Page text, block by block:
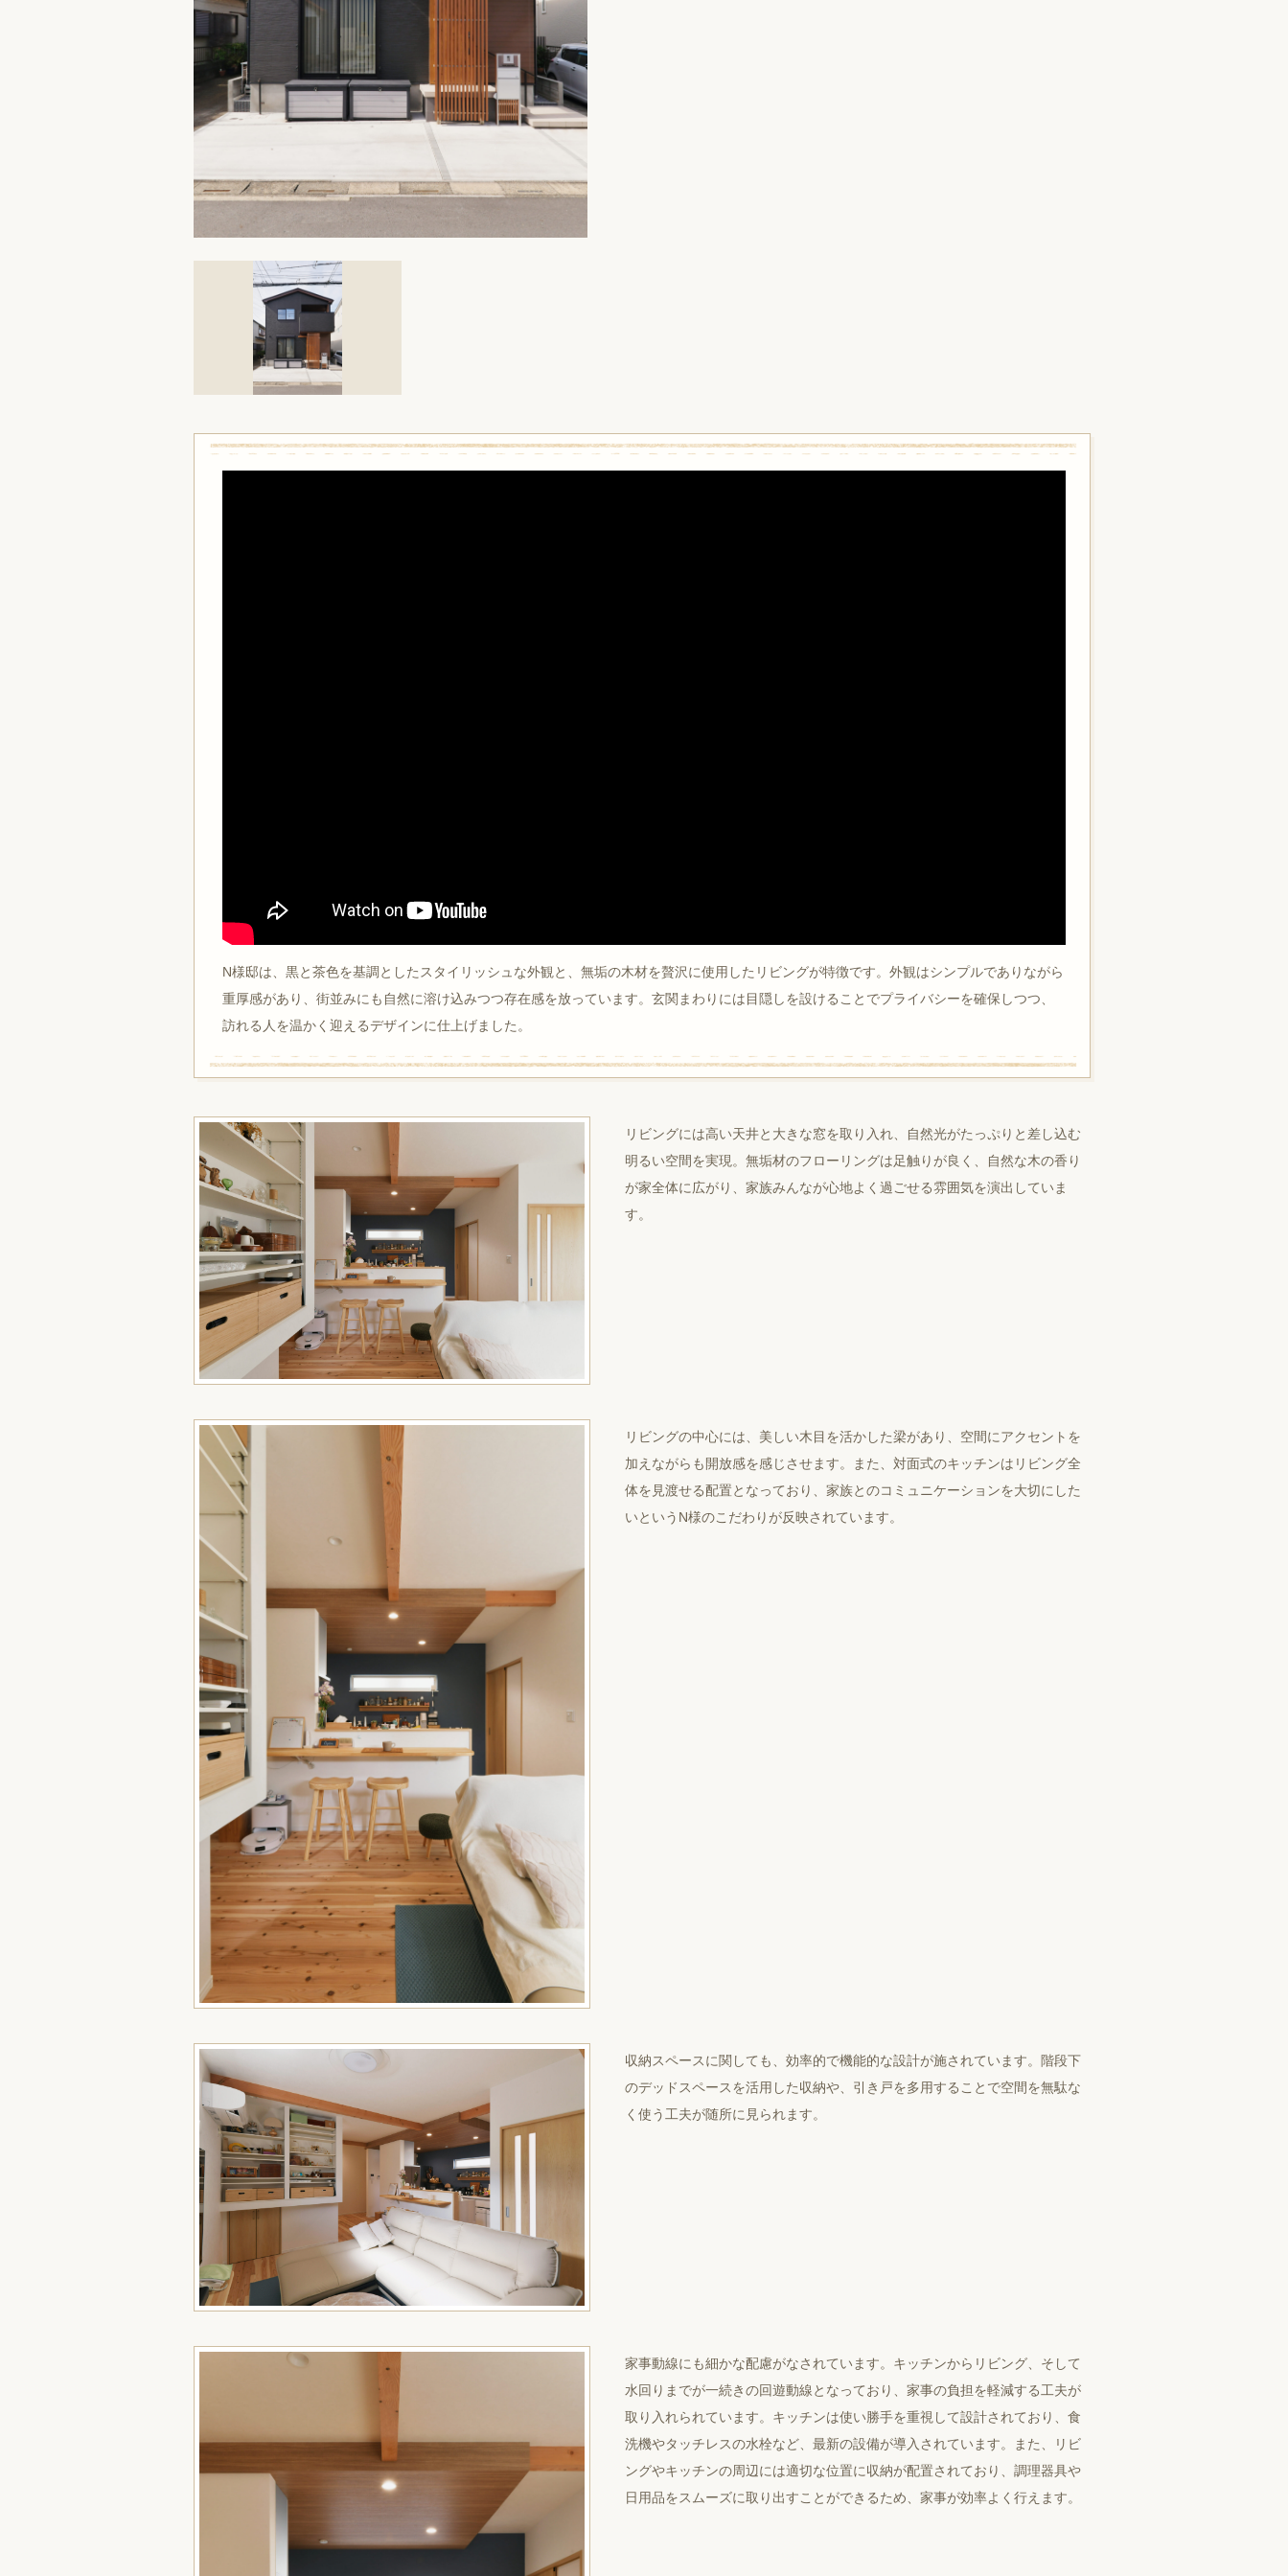
N様邸は、黒と茶色を基調としたスタイリッシュな外観と、無垢の木材を贅沢に使用したリビングが特徴です。外観はシンプルでありながら
重厚感があり、街並みにも自然に溶け込みつつ存在感を放っています。玄関まわりには目隠しを設けることでプライバシーを確保しつつ、
訪れる人を温かく迎えるデザインに仕上げました。
リビングには高い天井と大きな窓を取り入れ、自然光がたっぷりと差し込む
明るい空間を実現。無垢材のフローリングは足触りが良く、自然な木の香り
が家全体に広がり、家族みんなが心地よく過ごせる雰囲気を演出していま
す。
リビングの中心には、美しい木目を活かした梁があり、空間にアクセントを
加えながらも開放感を感じさせます。また、対面式のキッチンはリビング全
体を見渡せる配置となっており、家族とのコミュニケーションを大切にした
いというN様のこだわりが反映されています。
収納スペースに関しても、効率的で機能的な設計が施されています。階段下
のデッドスペースを活用した収納や、引き戸を多用することで空間を無駄な
く使う工夫が随所に見られます。
家事動線にも細かな配慮がなされています。キッチンからリビング、そして
水回りまでが一続きの回遊動線となっており、家事の負担を軽減する工夫が
取り入れられています。キッチンは使い勝手を重視して設計されており、食
洗機やタッチレスの水栓など、最新の設備が導入されています。また、リビ
ングやキッチンの周辺には適切な位置に収納が配置されており、調理器具や
日用品をスムーズに取り出すことができるため、家事が効率よく行えます。